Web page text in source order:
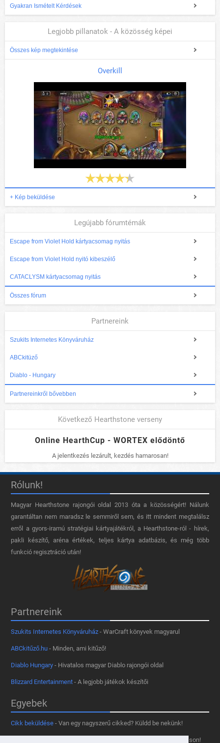
Gyakran Ismételt Kérdések
Legjobb pillanatok - A közösség képei
Összes kép megtekintése
Overkill
+ Kép beküldése
Legújabb fórumtémák
Escape from Violet Hold kártyacsomag nyitás
Escape from Violet Hold nyitó kibeszélő
CATACLYSM kártyacsomag nyitás
Összes fórum
Partnereink
Szukits Internetes Könyváruház
ABCkitüző
Diablo - Hungary
Partnereinkről bővebben
Következő Hearthstone verseny
Online HearthCup - WORTEX elődöntő
A jelentkezés lezárult, kezdés hamarosan!
Rólunk!
Magyar Hearthstone​ rajongói oldal 2013 óta a közösségért! Nálunk
garantáltan nem maradsz le semmiről sem, és itt mindent megtalálsz
erről a gyors-iramú stratégiai kártyajátékról, a Hearthstone-ról - hírek,
pakli készítő, aréna értékek, teljes kártya adatbázis, és még több
funkció regisztráció után!
Partnereink
Szukits Internetes Könyváruház - WarCraft könyvek magyarul
ABCkitűző.hu - Minden, ami kitűző!
Diablo Hungary - Hivatalos magyar Diablo rajongói oldal
Blizzard Entertainment - A legjobb játékok készítői
Egyebek
Cikk beküldése - Van egy nagyszerű cikked? Küldd be nekünk!
- Tetszik az oldal? Segíts, hogy fennmaradhasson!